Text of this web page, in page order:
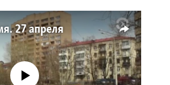
27 апреля
currently available